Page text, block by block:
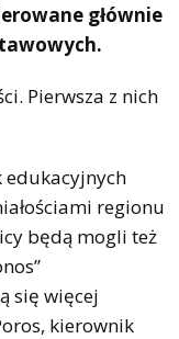
głównie
Pierwsza z nich
edukacyjnych
regionu
będą mogli też
się więcej
kierownik